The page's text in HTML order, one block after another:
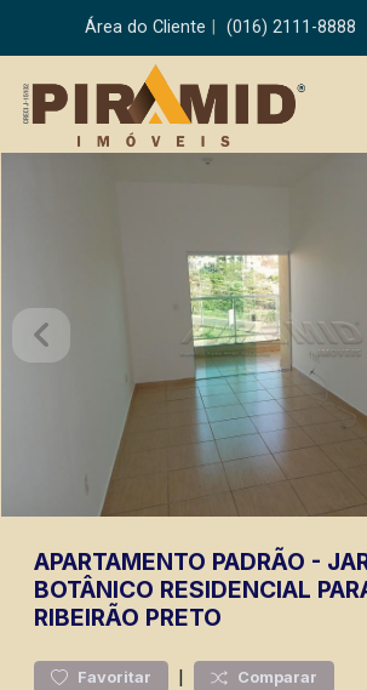
Área do Cliente (016) 2111-8888
APARTAMENTO PADRÃO -
BOTÂNICO RESIDENCIAL
RIBEIRÃO PRETO
Favoritar | Comparar